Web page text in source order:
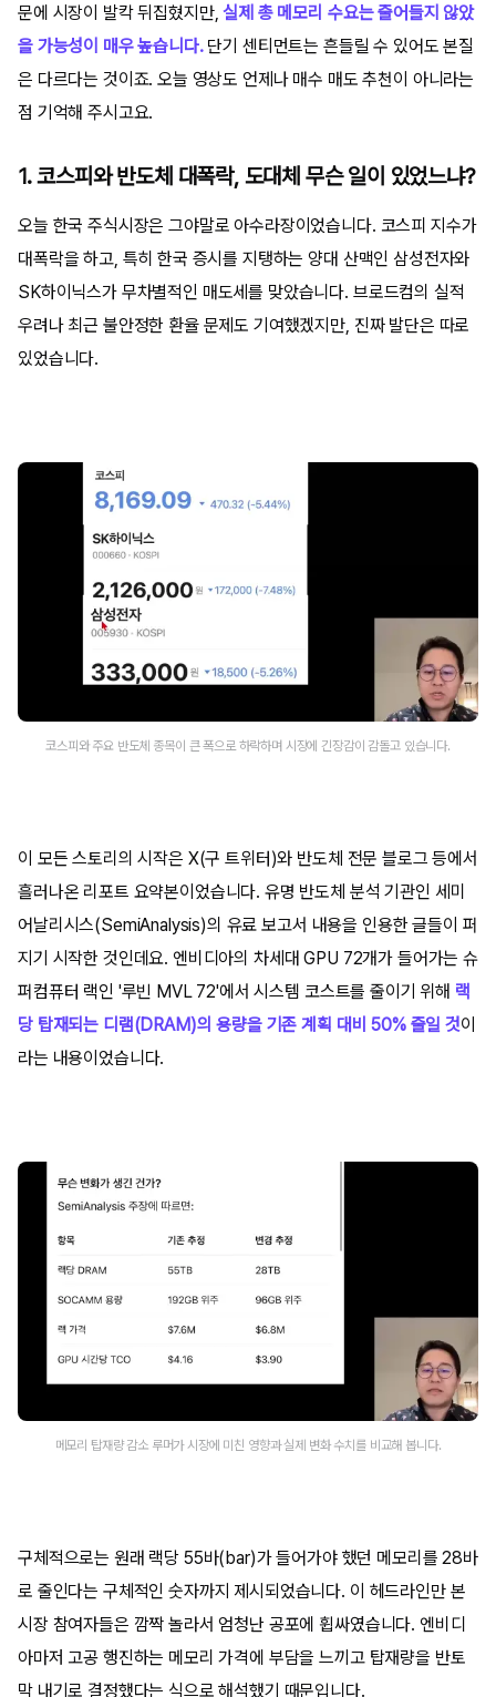
문에 시장이 발칵 뒤집혔지만,실제 총 메모리 수요는 줄어들지 않았
을 가능성이 매우 높습니다.단기 센티먼트는 흔들릴 수 있어도 본질
은 다르다는 것이죠. 오늘 영상도 언제나 매수 매도 추천이 아니라는
점 기억해 주시고요.
1. 코스피와 반도체 대폭락, 도대체 무슨 일이 있었느냐?
오늘 한국 주식시장은 그야말로 아수라장이었습니다. 코스피 지수가
대폭락을 하고, 특히 한국 증시를 지탱하는 양대 산맥인 삼성전자와
SK하이닉스가 무차별적인 매도세를 맞았습니다. 브로드컴의 실적
우려나 최근 불안정한 환율 문제도 기여했겠지만, 진짜 발단은 따로
있었습니다.
코스피와 주요 반도체 종목이 큰 폭으로 하락하며 시장에 긴장감이 감돌고 있습니다.
이 모든 스토리의 시작은 X(구 트위터)와 반도체 전문 블로그 등에서
흘러나온 리포트 요약본이었습니다. 유명 반도체 분석 기관인 세미
어날리시스(SemiAnalysis)의 유료 보고서 내용을 인용한 글들이 퍼
지기 시작한 것인데요. 엔비디아의 차세대 GPU 72개가 들어가는 슈
퍼컴퓨터 랙인 '루빈 MVL 72'에서 시스템 코스트를 줄이기 위해 랙
당 탑재되는 디램(DRAM)의 용량을 기존 계획 대비 50% 줄일 것이
라는 내용이었습니다.
메모리 탑재량 감소 루머가 시장에 미친 영향과 실제 변화 수치를 비교해 봅니다.
구체적으로는 원래 랙당 55바(bar)가 들어가야 했던 메모리를 28바
로 줄인다는 구체적인 숫자까지 제시되었습니다. 이 헤드라인만 본
시장 참여자들은 깜짝 놀라서 엄청난 공포에 휩싸였습니다. 엔비디
아마저 고공 행진하는 메모리 가격에 부담을 느끼고 탑재량을 반토
막 내기로 결정했다는 식으로 해석했기 때문입니다.